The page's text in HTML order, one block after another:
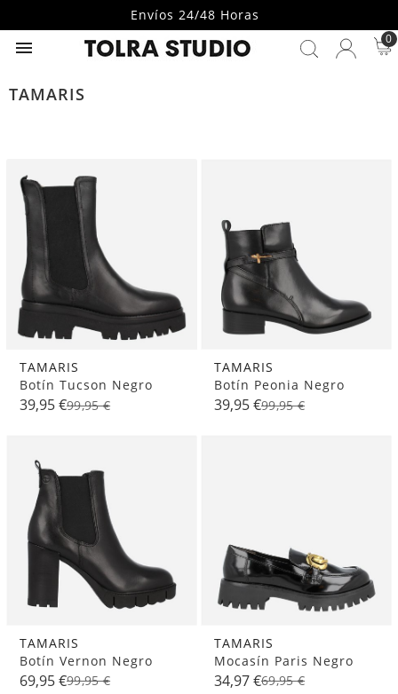
Envíos 24/48 Horas
 0
TAMARIS
TAMARIS
Botín Tucson Negro
39,95 €99,95 €
TAMARIS
Botín Peonia Negro
39,95 €99,95 €
TAMARIS
Botín Vernon Negro
69,95 €99,95 €
TAMARIS
Mocasín Paris Negro
34,97 €69,95 €